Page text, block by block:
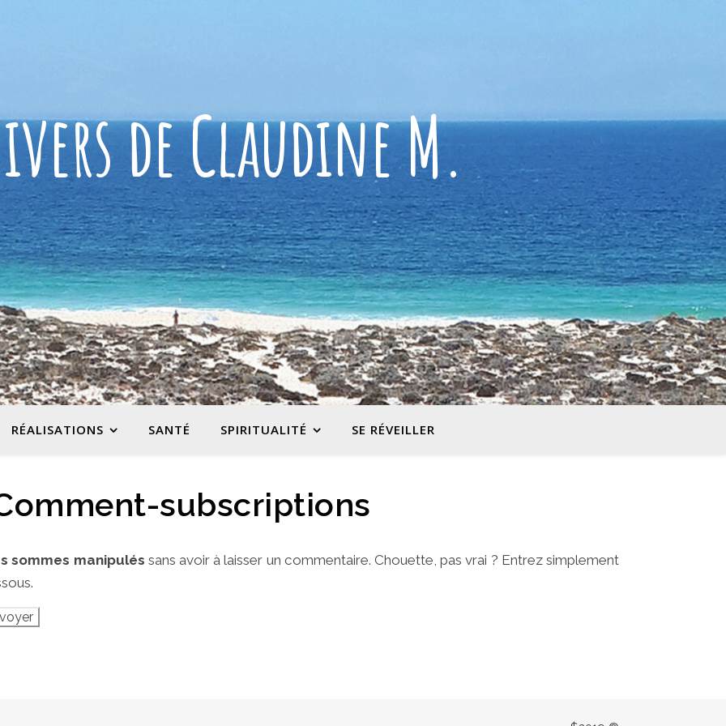
de Claudine M.
RÉALISATIONS SANTÉ SPIRITUALITÉ SE RÉVEILLER
subscriptions
sommes manipulés sans avoir à laisser un commentaire. Chouette, pas vrai ? Entrez simplement